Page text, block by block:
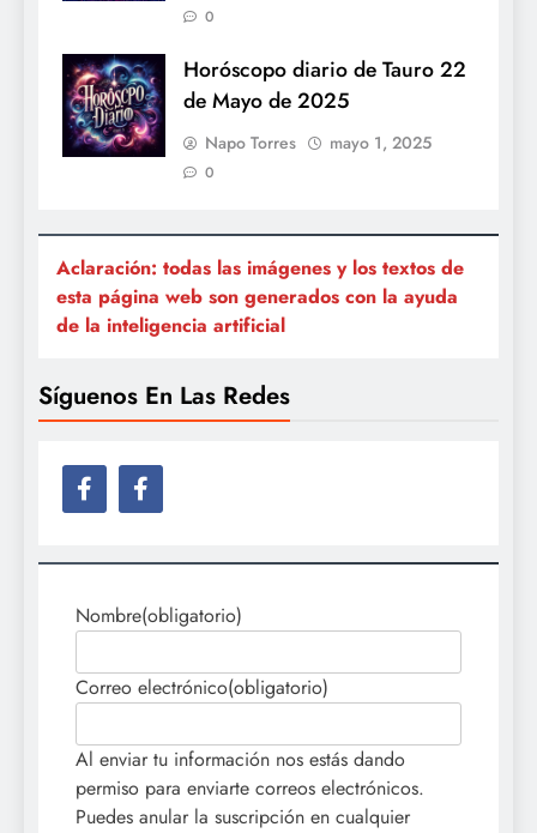
0
Horóscopo diario de Tauro 22
de Mayo de 2025
Napo Torres mayo 1, 2025
0
Aclaración: todas las imágenes y los textos de
esta página web son generados con la ayuda
de la inteligencia artificial
Síguenos En Las Redes
Nombre(obligatorio)
Correo electrónico(obligatorio)
Al enviar tu información nos estás dando
permiso para enviarte correos electrónicos.
Puedes anular la suscripción en cualquier